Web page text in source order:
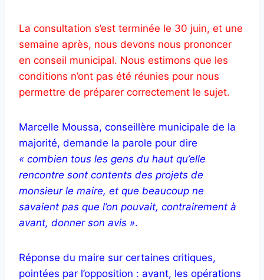
La consultation s’est terminée le 30 juin, et une
semaine après, nous devons nous prononcer
en conseil municipal. Nous estimons que les
conditions n’ont pas été réunies pour nous
permettre de préparer correctement le sujet.
Marcelle Moussa, conseillère municipale de la
majorité, demande la parole pour dire
« combien tous les gens du haut qu’elle
rencontre sont contents des projets de
monsieur le maire, et que beaucoup ne
savaient pas que l’on pouvait, contrairement à
avant, donner son avis ».
Réponse du maire sur certaines critiques,
pointées par l’opposition : avant, les opérations